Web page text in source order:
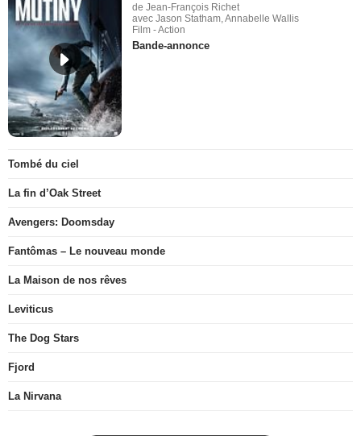
de Jean-François Richet
avec Jason Statham, Annabelle Wallis
Film - Action
Bande-annonce
Tombé du ciel
La fin d’Oak Street
Avengers: Doomsday
Fantômas – Le nouveau monde
La Maison de nos rêves
Leviticus
The Dog Stars
Fjord
La Nirvana